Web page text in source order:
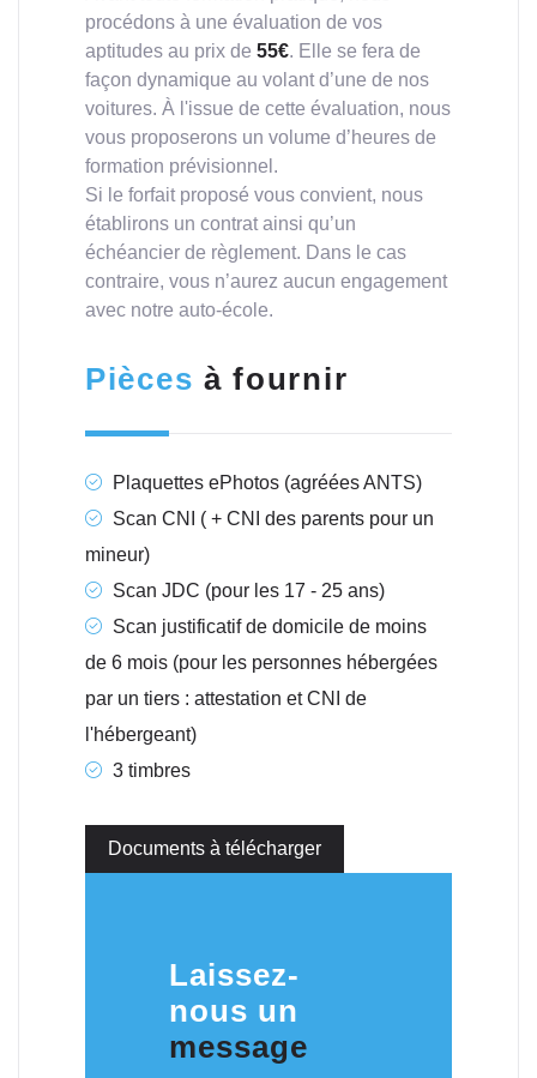
procédons à une évaluation de vos
aptitudes au prix de 55€. Elle se fera de
façon dynamique au volant d’une de nos
voitures. À l'issue de cette évaluation, nous
vous proposerons un volume d’heures de
formation prévisionnel.
Si le forfait proposé vous convient, nous
établirons un contrat ainsi qu’un
échéancier de règlement. Dans le cas
contraire, vous n’aurez aucun engagement
avec notre auto-école.
Pièces à fournir
Plaquettes ePhotos (agréées ANTS)
Scan CNI ( + CNI des parents pour un
mineur)
Scan JDC (pour les 17 - 25 ans)
Scan justificatif de domicile de moins
de 6 mois (pour les personnes hébergées
par un tiers : attestation et CNI de
l'hébergeant)
3 timbres
Documents à télécharger
Laissez-
nous un
message